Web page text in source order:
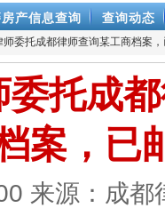
产信息查询 查询动态
师委托成都律师查询某工商档案
托成
案，已
来源：成都